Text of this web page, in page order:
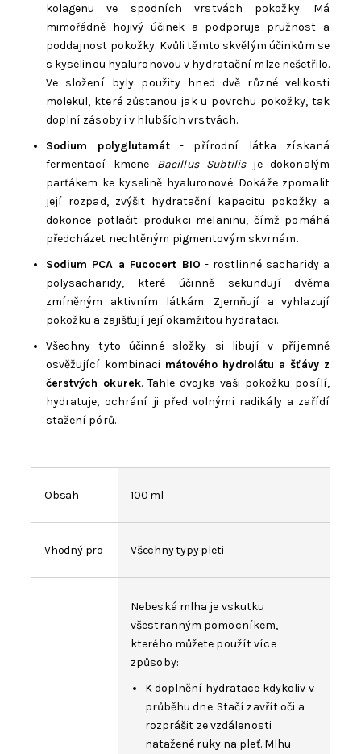
kolagenu ve spodních vrstvách pokožky. Má
mimořádně hojivý účinek a podporuje pružnost a
poddajnost pokožky. Kvůli těmto skvělým účinkům se
s kyselinou hyaluronovou v hydratační mlze nešetřilo.
Ve složení byly použity hned dvě různé velikosti
molekul, které zůstanou jak u povrchu pokožky, tak
doplní zásoby i v hlubších vrstvách.
Sodium polyglutamát- přírodní látka získaná
fermentací kmene Bacillus Subtilisje dokonalým
parťákem ke kyselině hyaluronové. Dokáže zpomalit
její rozpad, zvýšit hydratační kapacitu pokožky a
dokonce potlačit produkci melaninu, čímž pomáhá
předcházet nechtěným pigmentovým skvrnám.
Sodium PCA a Fucocert BIO - rostlinné sacharidy a
polysacharidy, které účinně sekundují dvěma
zmíněným aktivním látkám. Zjemňují a vyhlazují
pokožku a zajišťují její okamžitou hydrataci.
Všechny tyto účinné složky si libují v příjemně
osvěžující kombinaci mátového hydrolátu a šťávy z
čerstvých okurek. Tahle dvojka vaši pokožku posílí,
hydratuje, ochrání ji před volnými radikály a zařídí
stažení pórů.
Obsah 100 ml
Vhodný pro Všechny typy pleti
Nebeská mlha je vskutku
všestranným pomocníkem,
kterého můžete použít více
způsoby:
K doplnění hydratace kdykoliv v
průběhu dne. Stačí zavřít oči a
rozprášit ze vzdálenosti
natažené ruky na pleť. Mlhu